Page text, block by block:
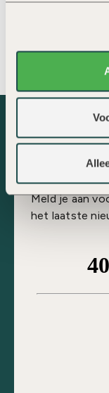
Schrijf je
Meld je aan
het laatste